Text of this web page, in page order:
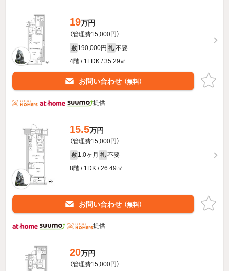
19万円
（管理費15,000円）
敷 190,000円 礼 不要
4階 / 1LDK / 35.29㎡
お問い合わせ （無料）
提供
15.5万円
（管理費15,000円）
敷 1.0ヶ月 礼 不要
8階 / 1DK / 26.49㎡
お問い合わせ （無料）
提供
20万円
（管理費15,000円）